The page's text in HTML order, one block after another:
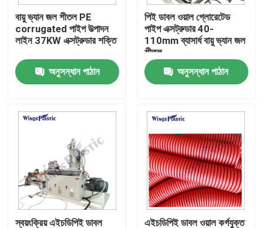
মান নিয়ন্ত্রণ
যোগাযোগ করুন
প্লাস্টিক পাইপ এক্সট্রুডার মেশিন
প্লাস্টিক পাইপ এক্সট্রুশন লাইন
প্লাস্টিক টিউব এক্সট্রুডার মেশিন
এইচডিপিই পাইপ এক্সট্রুডার মেশিন
বায়ু ভ্যান জল শীতল PE
corrugated পাইপ উত্পাদন
লাইন 37KW এক্সট্রুডার শক্তি
অনুসন্ধান পাঠান
পিই ডাবল ওয়াল গ্লোরেটেড
পাইপ এক্সট্রুডার 40-
110mm ব্যাসার্ধ বায়ু ভ্যান জল
শীতল
অনুসন্ধান পাঠান
স্বয়ংক্রিয় এইচডিপিই ডাবল এইচডিপিই ডাবল ওয়াল কর্গযুক্ত